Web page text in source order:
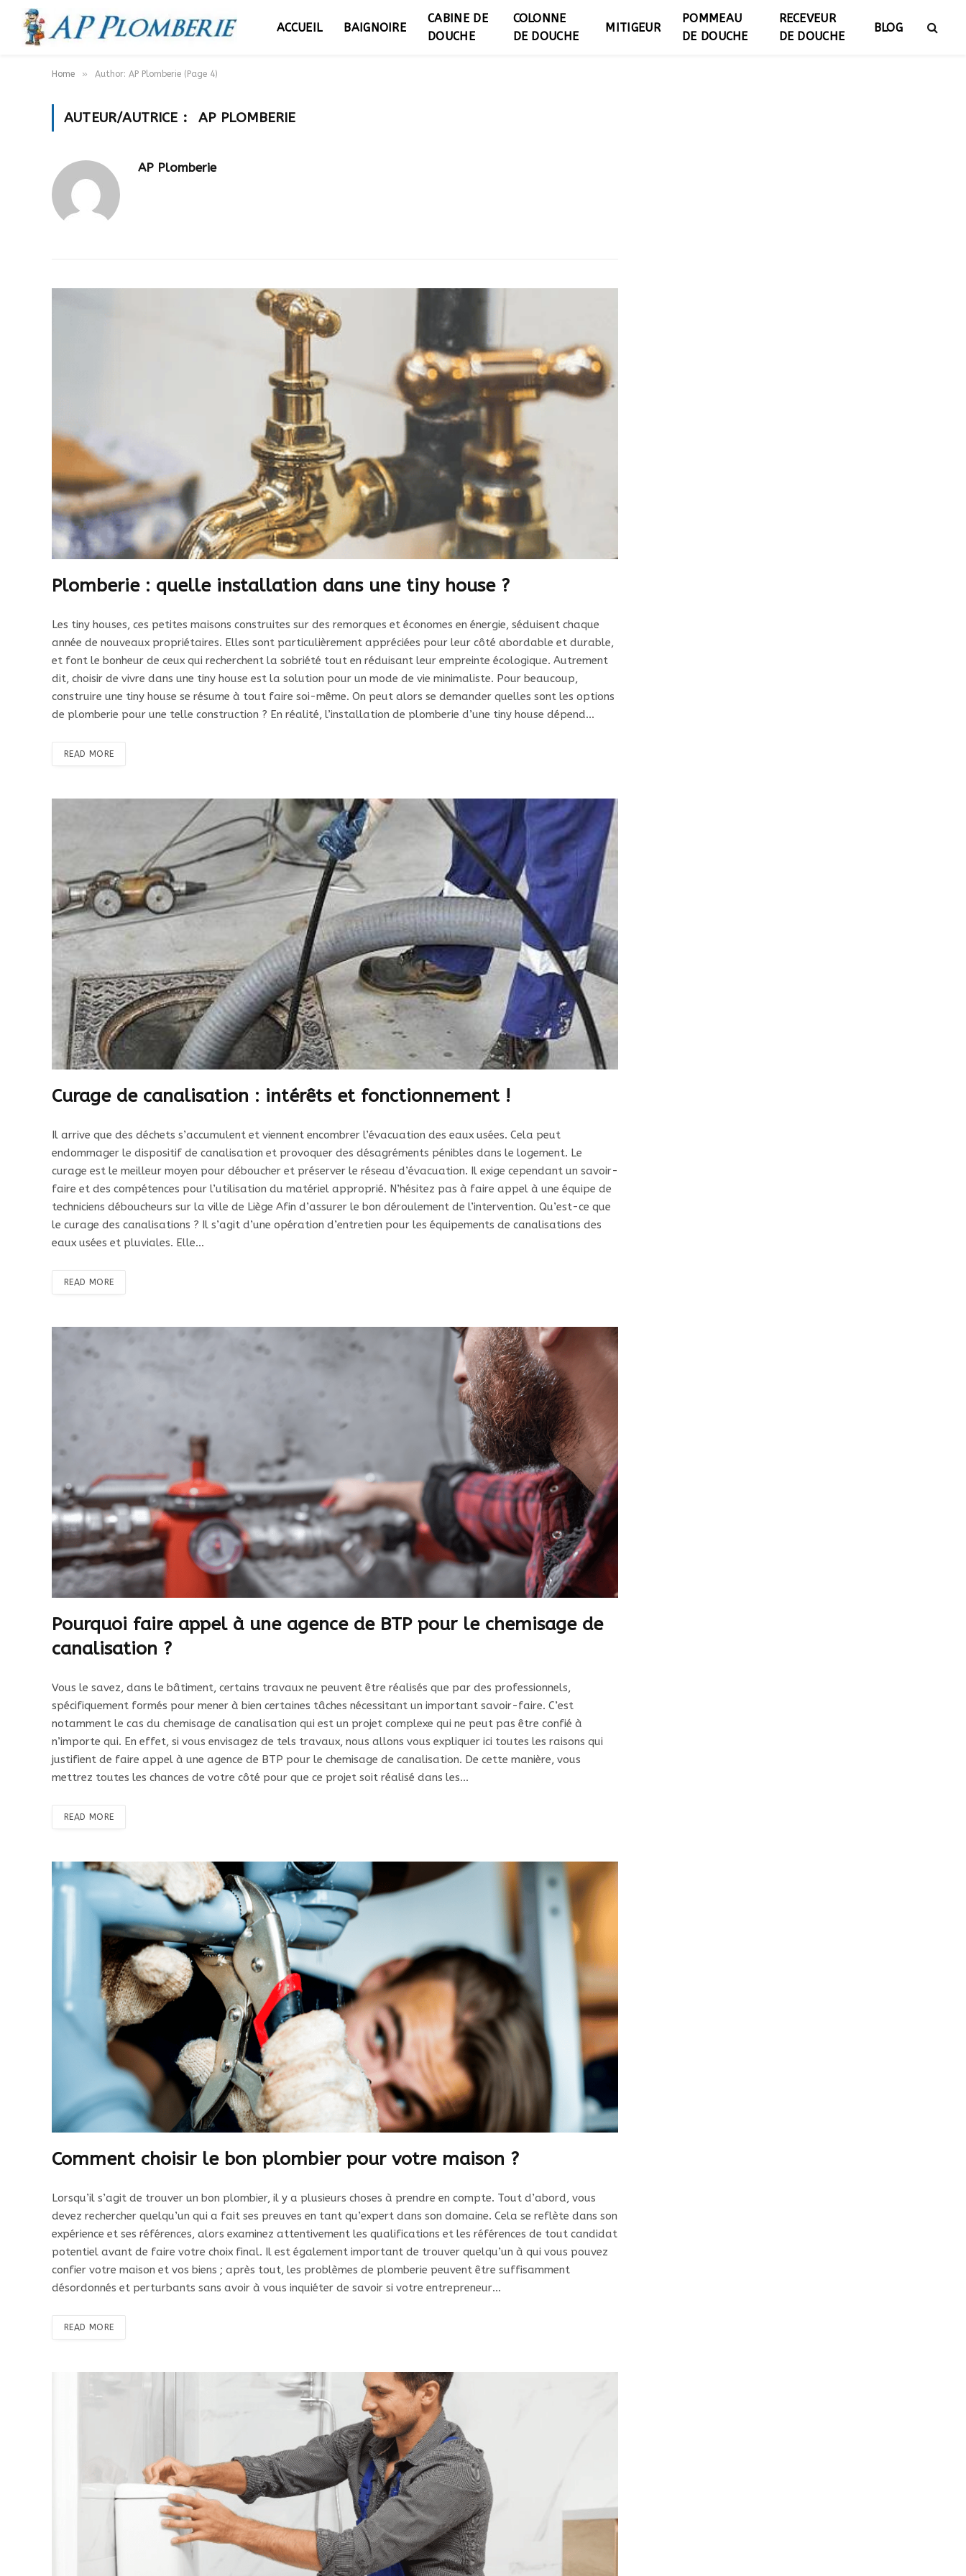
ACCUEIL BAIGNOIRE
CABINE DE
DOUCHE
COLONNE
DE DOUCHE
MITIGEUR
POMMEAU
DE DOUCHE
RECEVEUR
DE DOUCHE
BLOG
Home » Author: AP Plomberie (Page 4)
AUTEUR/AUTRICE : AP PLOMBERIE
AP Plomberie
Plomberie : quelle installation dans une tiny house ?
Les tiny houses, ces petites maisons construites sur des remorques et économes en énergie, séduisent chaque
année de nouveaux propriétaires. Elles sont particulièrement appréciées pour leur côté abordable et durable,
et font le bonheur de ceux qui recherchent la sobriété tout en réduisant leur empreinte écologique. Autrement
dit, choisir de vivre dans une tiny house est la solution pour un mode de vie minimaliste. Pour beaucoup,
construire une tiny house se résume à tout faire soi-même. On peut alors se demander quelles sont les options
de plomberie pour une telle construction ? En réalité, l’installation de plomberie d’une tiny house dépend…
READ MORE
Curage de canalisation : intérêts et fonctionnement !
Il arrive que des déchets s’accumulent et viennent encombrer l’évacuation des eaux usées. Cela peut
endommager le dispositif de canalisation et provoquer des désagréments pénibles dans le logement. Le
curage est le meilleur moyen pour déboucher et préserver le réseau d’évacuation. Il exige cependant un savoir-
faire et des compétences pour l’utilisation du matériel approprié. N’hésitez pas à faire appel à une équipe de
techniciens déboucheurs sur la ville de Liège Afin d’assurer le bon déroulement de l’intervention. Qu’est-ce que
le curage des canalisations ? Il s’agit d’une opération d’entretien pour les équipements de canalisations des
eaux usées et pluviales. Elle…
READ MORE
Pourquoi faire appel à une agence de BTP pour le chemisage de
canalisation ?
Vous le savez, dans le bâtiment, certains travaux ne peuvent être réalisés que par des professionnels,
spécifiquement formés pour mener à bien certaines tâches nécessitant un important savoir-faire. C’est
notamment le cas du chemisage de canalisation qui est un projet complexe qui ne peut pas être confié à
n’importe qui. En effet, si vous envisagez de tels travaux, nous allons vous expliquer ici toutes les raisons qui
justifient de faire appel à une agence de BTP pour le chemisage de canalisation. De cette manière, vous
mettrez toutes les chances de votre côté pour que ce projet soit réalisé dans les…
READ MORE
Comment choisir le bon plombier pour votre maison ?
Lorsqu’il s’agit de trouver un bon plombier, il y a plusieurs choses à prendre en compte. Tout d’abord, vous
devez rechercher quelqu’un qui a fait ses preuves en tant qu’expert dans son domaine. Cela se reflète dans son
expérience et ses références, alors examinez attentivement les qualifications et les références de tout candidat
potentiel avant de faire votre choix final. Il est également important de trouver quelqu’un à qui vous pouvez
confier votre maison et vos biens ; après tout, les problèmes de plomberie peuvent être suffisamment
désordonnés et perturbants sans avoir à vous inquiéter de savoir si votre entrepreneur…
READ MORE